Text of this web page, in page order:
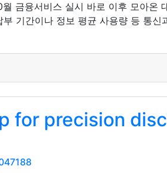
금융서비스 실시 바로 이후 모아
기간이나 정보 평균 사용량 등 통
for precision